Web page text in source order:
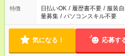
特徴 日払いOK / 履歴書不要 / 服装
量募集 / パソコンスキル不要
気になる！ 応募す